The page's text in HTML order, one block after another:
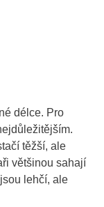
délce. Pro
těžší, ale
většinou sahají
lehčí, ale